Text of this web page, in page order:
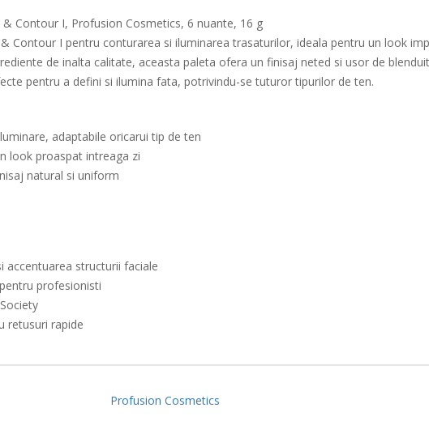
Contour I, Profusion Cosmetics, 6 nuante, 16 g
Contour I pentru conturarea si iluminarea trasaturilor, ideala pentru un look
de inalta calitate, aceasta paleta ofera un finisaj neted si usor de
pentru a defini si ilumina fata, potrivindu-se tuturor tipurilor de ten.
adaptabile oricarui tip de ten
look proaspat intreaga zi
natural si uniform
accentuarea structurii faciale
profesionisti
retusuri rapide
Profusion Cosmetics